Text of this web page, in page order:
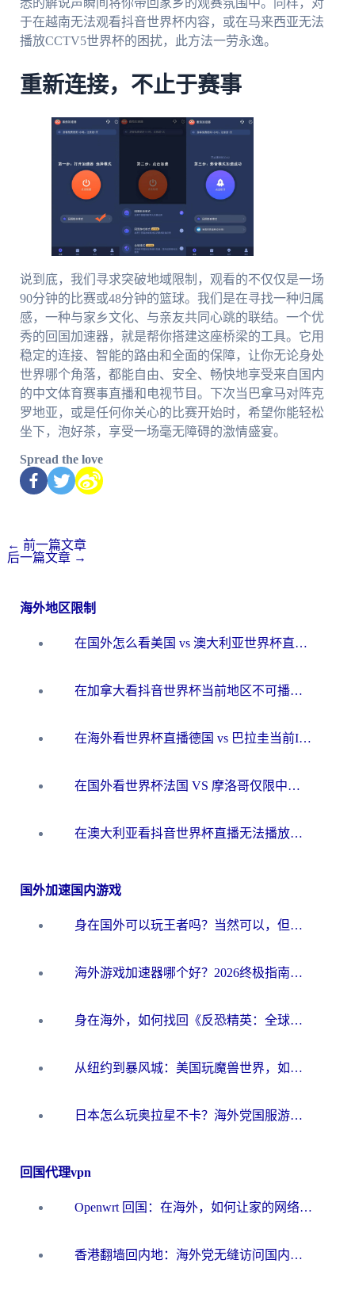
悉的解说声瞬间将你带回家乡的观赛氛围中。同样，对
于在越南无法观看抖音世界杯内容，或在马来西亚无法
播放CCTV5世界杯的困扰，此方法一劳永逸。
重新连接，不止于赛事
说到底，我们寻求突破地域限制，观看的不仅仅是一场
90分钟的比赛或48分钟的篮球。我们是在寻找一种归属
感，一种与家乡文化、与亲友共同心跳的联结。一个优
秀的回国加速器，就是帮你搭建这座桥梁的工具。它用
稳定的连接、智能的路由和全面的保障，让你无论身处
世界哪个角落，都能自由、安全、畅快地享受来自国内
的中文体育赛事直播和电视节目。下次当巴拿马对阵克
罗地亚，或是任何你关心的比赛开始时，希望你能轻松
坐下，泡好茶，享受一场毫无障碍的激情盛宴。
Spread the love
← 前一篇文章
后一篇文章 →
海外地区限制
在国外怎么看美国 vs 澳大利亚世界杯直播？海外党必藏的中文解说观赛指南
在加拿大看抖音世界杯当前地区不可播放？海外党体育观赛终极指南
在海外看世界杯直播德国 vs 巴拉圭当前IP受限制？这篇指南帮你轻松解决地区限制
在国外看世界杯法国 VS 摩洛哥仅限中国大陆？别让地域限制拦下你的欢呼
在澳大利亚看抖音世界杯直播无法播放？海外党体育观赛终极指南来了！
国外加速国内游戏
身在国外可以玩王者吗？当然可以，但你需要这份“加速”指南
海外游戏加速器哪个好？2026终极指南帮你畅玩国服+解决卡顿难题
身在海外，如何找回《反恐精英：全球攻势》国服的丝滑手感？一份给你的终极指南
从纽约到暴风城：美国玩魔兽世界，如何找到你的最佳网络航线
日本怎么玩奥拉星不卡？海外党国服游戏加速器选择全攻略
回国代理vpn
Openwrt 回国：在海外，如何让家的网络触手可及
香港翻墙回内地：海外党无缝访问国内资源的加速器选择全攻略